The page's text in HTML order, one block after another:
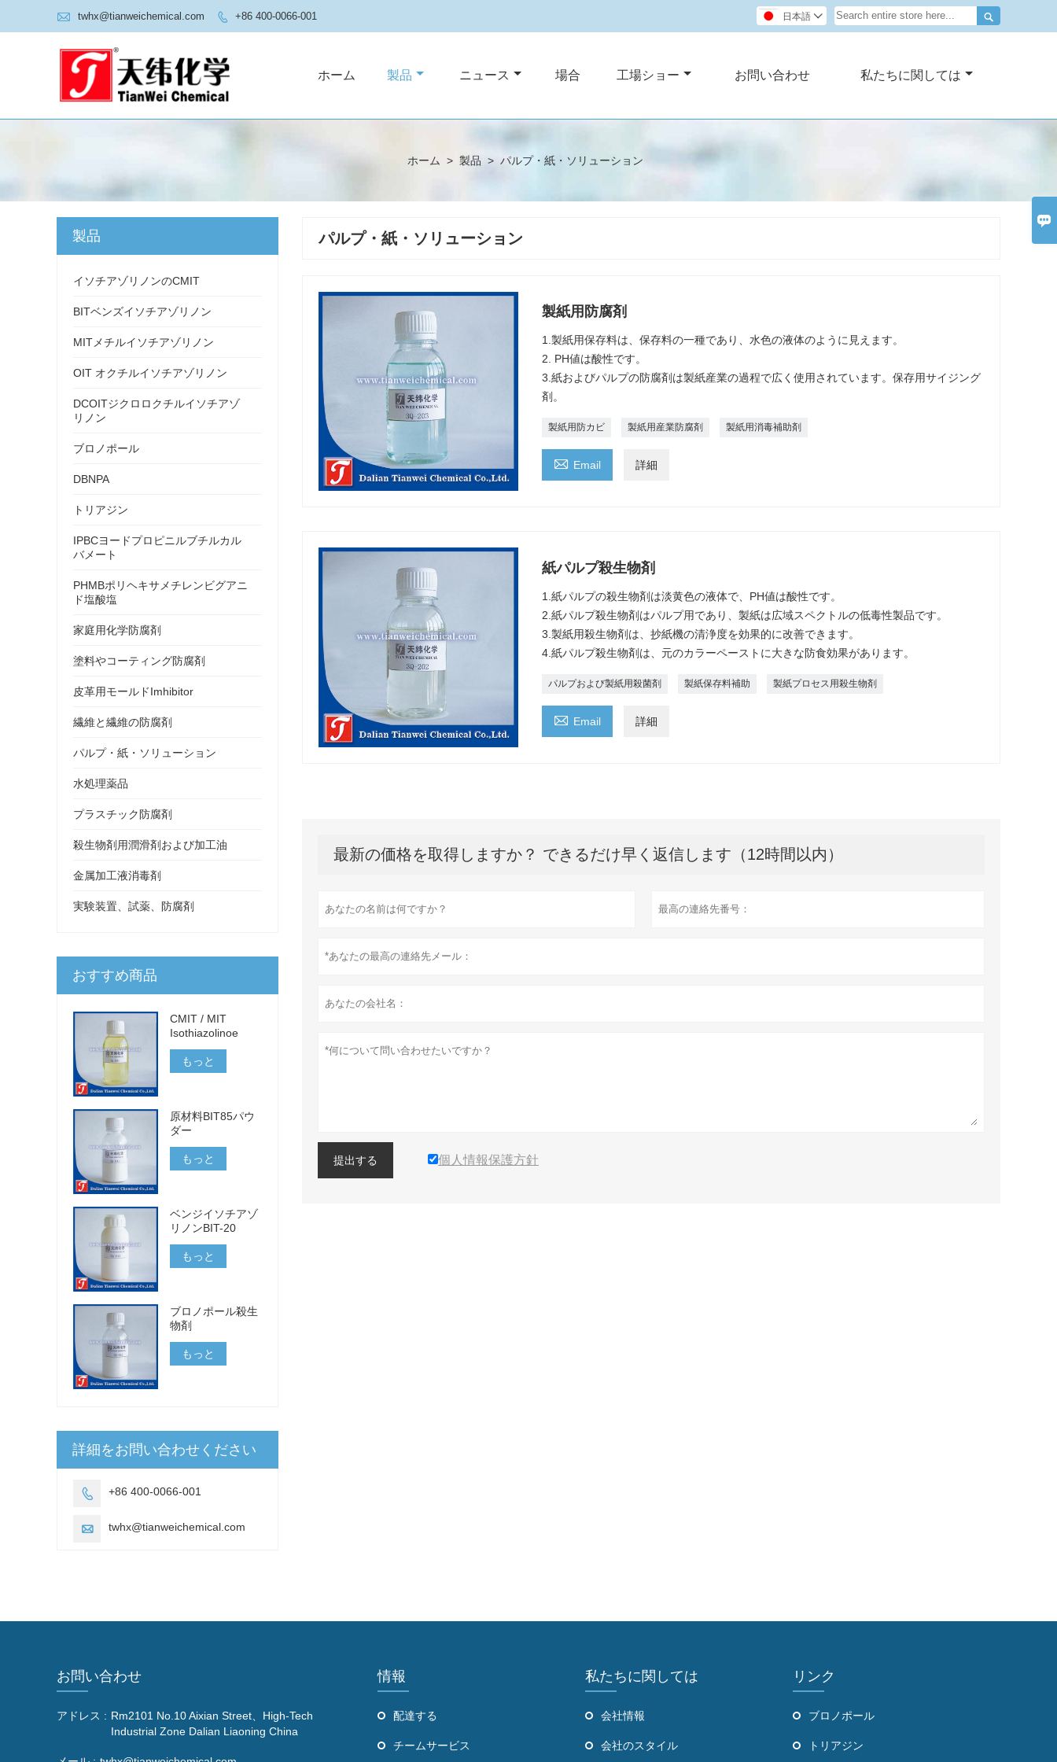

 twhx@tianweichemical.com  +86 400-0066-001 
日本語 
ホーム 製品 ニュース 場合 工場ショー お問い合わせ 私たちに関しては
ホーム > 製品 > パルプ・紙・ソリューション
パルプ・紙・ソリューション
製紙用防腐剤
1.製紙用保存料は、保存料の一種であり、水色の液体のように見えます。
2. PH値は酸性です。
3.紙およびパルプの防腐剤は製紙産業の過程で広く使用されています。保存用サイジング
剤。
製紙用防カビ 製紙用産業防腐剤 製紙用消毒補助剤
 Email 詳細
紙パルプ殺生物剤
1.紙パルプの殺生物剤は淡黄色の液体で、PH値は酸性です。
2.紙パルプ殺生物剤はパルプ用であり、製紙は広域スペクトルの低毒性製品です。
3.製紙用殺生物剤は、抄紙機の清浄度を効果的に改善できます。
4.紙パルプ殺生物剤は、元のカラーペーストに大きな防食効果があります。
パルプおよび製紙用殺菌剤 製紙保存料補助 製紙プロセス用殺生物剤
 Email 詳細
最新の価格を取得しますか？ できるだけ早く返信します（12時間以内）
提出する 個人情報保護方針
製品
イソチアゾリノンのCMIT
BITベンズイソチアゾリノン
MITメチルイソチアゾリノン
OIT オクチルイソチアゾリノン
DCOITジクロロクチルイソチアゾ
リノン
ブロノポール
DBNPA
トリアジン
IPBCヨードプロピニルブチルカル
バメート
PHMBポリヘキサメチレンビグアニ
ド塩酸塩
家庭用化学防腐剤
塗料やコーティング防腐剤
皮革用モールドImhibitor
繊維と繊維の防腐剤
パルプ・紙・ソリューション
水処理薬品
プラスチック防腐剤
殺生物剤用潤滑剤および加工油
金属加工液消毒剤
実験装置、試薬、防腐剤
おすすめ商品
CMIT / MIT
Isothiazolinoe
もっと
原材料BIT85パウ
ダー
もっと
ベンジイソチアゾ
リノンBIT-20
もっと
ブロノポール殺生
物剤
もっと
詳細をお問い合わせください
 +86 400-0066-001
 twhx@tianweichemical.com
お問い合わせ
アドレス : Rm2101 No.10 Aixian Street、High-Tech
Industrial Zone Dalian Liaoning China
情報
配達する
チームサービス
私たちに関しては
会社情報
会社のスタイル
リンク
ブロノポール
トリアジン